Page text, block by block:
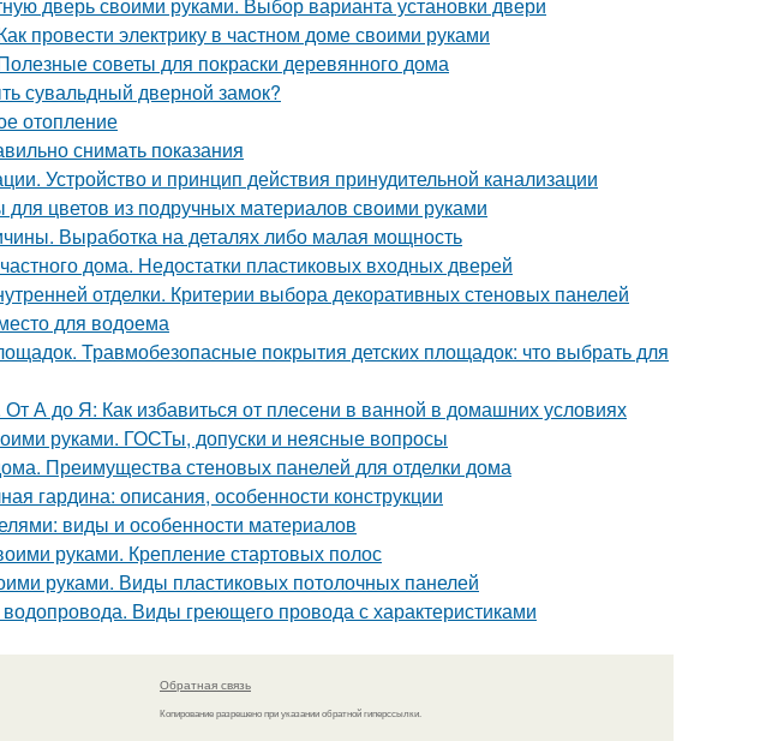
провести электрику в частном доме своими руками
советы для покраски деревянного дома
сувальдный дверной замок?
отопление
снимать показания
Устройство и принцип действия принудительной канализации
цветов из подручных материалов своими руками
Выработка на деталях либо малая мощность
дома. Недостатки пластиковых входных дверей
отделки. Критерии выбора декоративных стеновых панелей
для водоема
Травмобезопасные покрытия детских площадок: что выбрать для
От А до Я: Как избавиться от плесени в ванной в домашних условиях
руками. ГОСТы, допуски и неясные вопросы
Преимущества стеновых панелей для отделки дома
гардина: описания, особенности конструкции
виды и особенности материалов
руками. Крепление стартовых полос
руками. Виды пластиковых потолочных панелей
Виды греющего провода с характеристиками
Обратная связь
Копирование разрешено при указании обратной гиперссылки.